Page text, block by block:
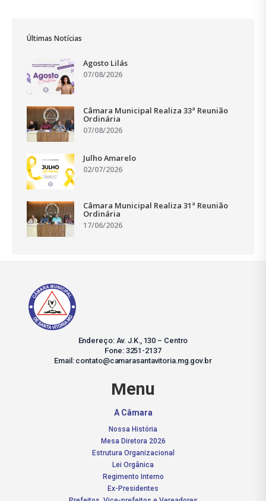
Últimas Notícias
Agosto Lilás
07/08/2026
Câmara Municipal Realiza 33ª Reunião
Ordinária
07/08/2026
Julho Amarelo
02/07/2026
Câmara Municipal Realiza 31ª Reunião
Ordinária
17/06/2026
Endereço: Av. J.K., 130 – Centro
Fone: 3251-2137
Email: contato@camarasantavitoria.mg.gov.br
Menu
A Câmara
Nossa História
Mesa Diretora 2026
Estrutura Organizacional
Lei Orgânica
Regimento Interno
Ex-Presidentes